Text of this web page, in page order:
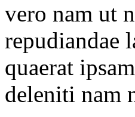
vero nam ut
repudiandae
quaerat
deleniti nam